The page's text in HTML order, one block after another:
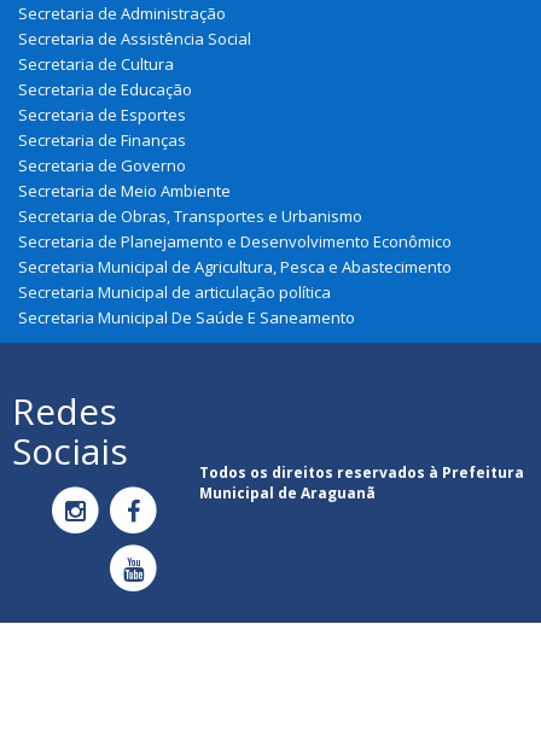
Secretaria de Administração
Secretaria de Assistência Social
Secretaria de Cultura
Secretaria de Educação
Secretaria de Esportes
Secretaria de Finanças
Secretaria de Governo
Secretaria de Meio Ambiente
Secretaria de Obras, Transportes e Urbanismo
Secretaria de Planejamento e Desenvolvimento Econômico
Secretaria Municipal de Agricultura, Pesca e Abastecimento
Secretaria Municipal de articulação política
Secretaria Municipal De Saúde E Saneamento
Redes
Sociais
Todos os direitos reservados à Prefeitura
Municipal de Araguanã